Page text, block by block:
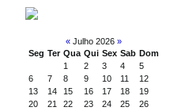
« Julho 2026 »
Seg Ter Qua Qui Sex Sab Dom
1
2 3 4
5
6
7 8 9 10 11
12
13
14 15 16 17 18
19
20
21 22 23 24 25
26